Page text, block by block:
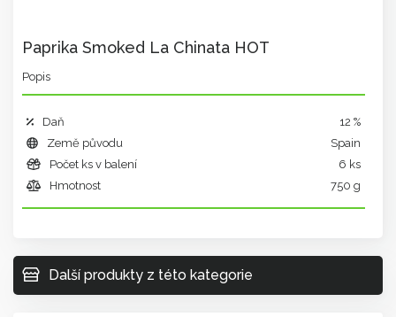
Paprika Smoked La Chinata HOT
Popis
Daň
12 %
Země původu
Spain
Počet ks v balení
6 ks
Hmotnost
750 g
Další produkty z této kategorie